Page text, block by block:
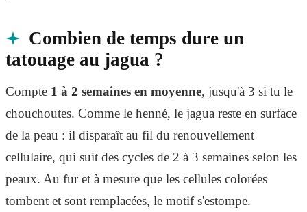
Combien de temps dure un
tatouage au jagua ?
Compte 1 à 2 semaines en moyenne, jusqu'à 3 si tu le
chouchoutes. Comme le henné, le jagua reste en surface
de la peau : il disparaît au fil du renouvellement
cellulaire, qui suit des cycles de 2 à 3 semaines selon les
peaux. Au fur et à mesure que les cellules colorées
tombent et sont remplacées, le motif s'estompe.